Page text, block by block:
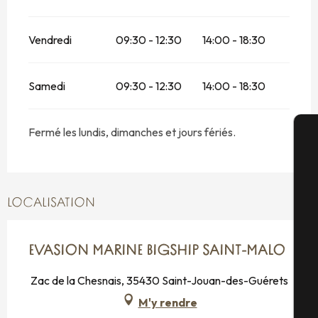
Vendredi 09:30 - 12:30 14:00 - 18:30
Samedi 09:30 - 12:30 14:00 - 18:30
Fermé les lundis, dimanches et jours fériés.
LOCALISATION
EVASION MARINE BIGSHIP SAINT-MALO
Zac de la Chesnais, 35430 Saint-Jouan-des-Guérets
M'y rendre